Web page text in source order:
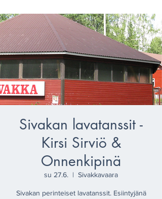
Sivakan lavatanssit -
Kirsi Sirviö &
Onnenkipinä
su 27.6.
  |
Sivakkavaara
Sivakan perinteiset lavatanssit. Esiintyjänä